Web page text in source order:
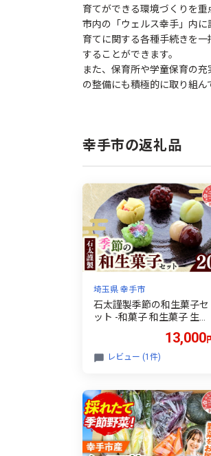
育てができる環境づくりを重
市内の「ウェルス幸手」内
育てに関する各種手続きを
することができます。
また、保育所や学童保育の
の整備にも積極的に取り組ん
幸手市の返礼品
埼玉県 幸手市
石太謹製季節の和生菓子セ
ット -和菓子 和生菓子 生菓
節のお菓子 伝統 セット お
取り寄せ 埼玉県 幸手市【価
13,000
レビュー (1件)